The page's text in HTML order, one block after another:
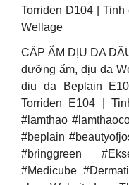
Torriden D104 |
Wellage
CẤP ẨM DỊU DA
dưỡng ẩm, dịu da
dịu da Beplain
Torriden E104 |
#lamthao
#beplain
#bringgreen
#Medicube